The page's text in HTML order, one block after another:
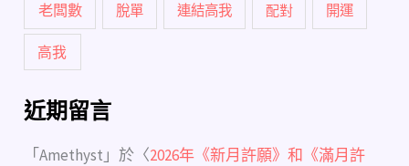
老闆數 脫單 連結高我 配對 開運
高我
近期留言
「Amethyst 」於〈2026年《新月許願》和《滿月許